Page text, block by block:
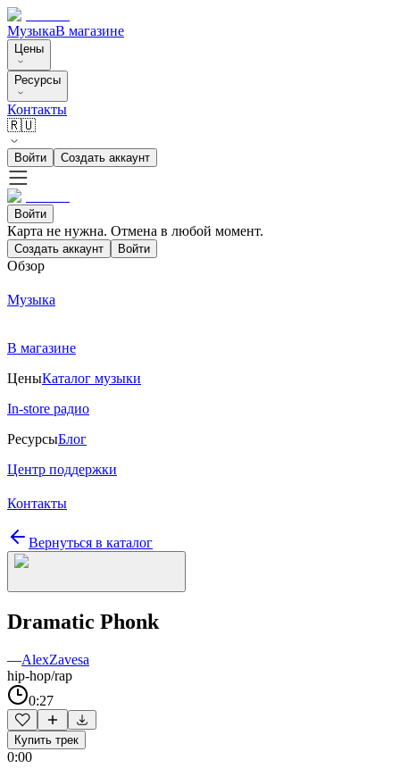
МузыкаВ магазине
Цены
Ресурсы
Контакты
🇷🇺
Войти Создать аккаунт
Войти
Карта не нужна. Отмена в любой момент.
Создать аккаунт Войти
Обзор
Музыка
В магазине
ЦеныКаталог музыки
In-store радио
РесурсыБлог
Центр поддержки
Контакты
Вернуться в каталог
Dramatic Phonk
—AlexZavesa
hip-hop/rap
0:27
Купить трек
0:00